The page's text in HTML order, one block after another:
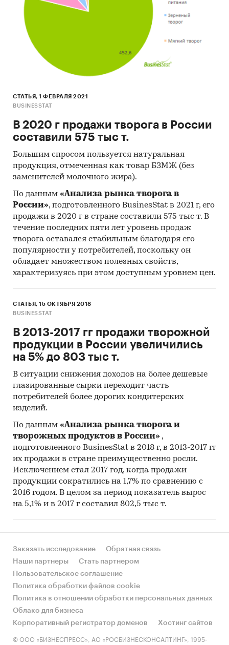
СТАТЬЯ, 1 ФЕВРАЛЯ 2021
BUSINESSTAT
В 2020 г продажи творога в России
составили 575 тыс т.
Большим спросом пользуется натуральная
продукция, отмеченная как товар БЗМЖ (без
заменителей молочного жира).
По данным «Анализа рынка творога в
России», подготовленного BusinesStat в 2021 г, его
продажи в 2020 г в стране составили 575 тыс т. В
течение последних пяти лет уровень продаж
творога оставался стабильным благодаря его
популярности у потребителей, поскольку он
обладает множеством полезных свойств,
характеризуясь при этом доступным уровнем цен.
СТАТЬЯ, 15 ОКТЯБРЯ 2018
BUSINESSTAT
В 2013-2017 гг продажи творожной
продукции в России увеличились
на 5% до 803 тыс т.
В ситуации снижения доходов на более дешевые
глазированные сырки переходит часть
потребителей более дорогих кондитерских
изделий.
По данным «Анализа рынка творога и
творожных продуктов в России» ,
подготовленного BusinesStat в 2018 г, в 2013-2017 гг
их продажи в стране преимущественно росли.
Исключением стал 2017 год, когда продажи
продукции сократились на 1,7% по сравнению с
2016 годом. В целом за период показатель вырос
на 5,1% и в 2017 г составил 802,5 тыс т.
Заказать исследование
Обратная связь
Наши партнеры
Стать партнером
Пользовательское соглашение
Политика обработки файлов cookie
Политика в отношении обработки персональных данных
Облако для бизнеса
Корпоративный регистратор доменов
Хостинг сайтов
© ООО «БИЗНЕСПРЕСС», АО «РОСБИЗНЕСКОНСАЛТИНГ», 1995-